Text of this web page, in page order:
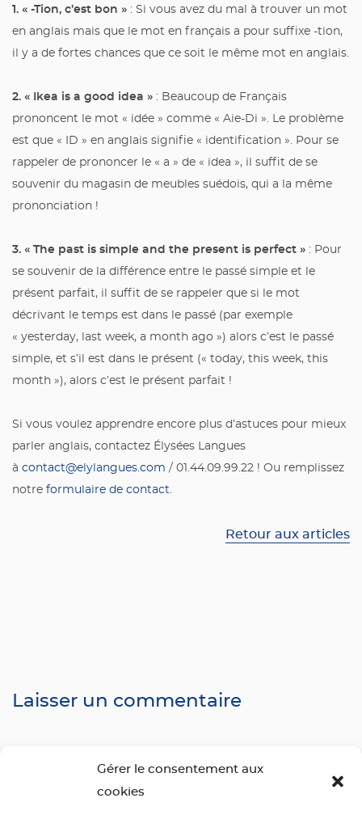
Gérer le consentement aux
cookies
1. « -Tion, c’est bon » : Si vous avez du mal à trouver un mot
en anglais mais que le mot en français a pour suffixe -tion,
il y a de fortes chances que ce soit le même mot en anglais.
2. « Ikea is a good idea » : Beaucoup de Français
prononcent le mot « idée » comme « Aie-Di ». Le problème
est que « ID » en anglais signifie « identification ». Pour se
rappeler de prononcer le « a » de « idea », il suffit de se
souvenir du magasin de meubles suédois, qui a la même
prononciation !
3. « The past is simple and the present is perfect » : Pour
se souvenir de la différence entre le passé simple et le
présent parfait, il suffit de se rappeler que si le mot
décrivant le temps est dans le passé (par exemple
« yesterday, last week, a month ago ») alors c’est le passé
simple, et s’il est dans le présent (« today, this week, this
month »), alors c’est le présent parfait !
Si vous voulez apprendre encore plus d’astuces pour mieux
parler anglais, contactez Élysées Langues
à contact@elylangues.com / 01.44.09.99.22 ! Ou remplissez
notre formulaire de contact.
Retour aux articles
Laisser un commentaire
Votre adresse e-mail ne sera pas publiée. Les champs
obligatoires sont indiqués avec